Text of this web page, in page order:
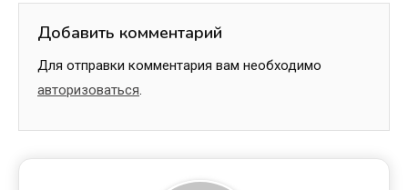
Добавить комментарий
Для отправки комментария вам необходимо
авторизоваться